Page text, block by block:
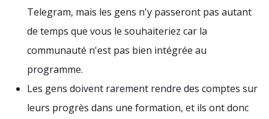
Telegram, mais les gens n'y passeront pas autant
de temps que vous le souhaiteriez car la
communauté n'est pas bien intégrée au
programme.
Les gens doivent rarement rendre des comptes sur
leurs progrès dans une formation, et ils ont donc